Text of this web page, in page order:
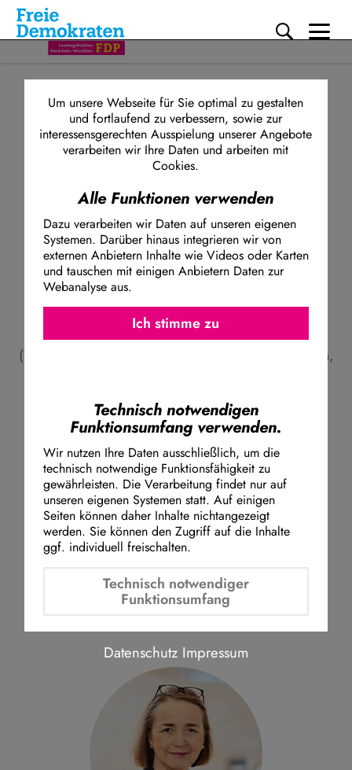
Direkt zum Inhalt
ABGEORDNETEABGEORDNETE
Dietmar Brockes
(Wahlkreise Duisburg, Kleve Krefeld, Krefeld-Viersen,
Sprecher für Wirtschaft, Industrie, Klimaschutz und
Energie sowie Bergbausicherheit | Sprecher für
Umwelt, Natur- und Verbraucherschutz,
Landwirtschaft, Forsten und ländliche Räume I
Sprecher in der Enquetekommission III „Wasser in
Zeiten der Klimakrise“
0211 - 884 2751
dietmar.brockes@landtag.nrw.de
Um unsere Webseite für Sie optimal zu gestalten
und fortlaufend zu verbessern, sowie zur
interessensgerechten Ausspielung unserer Angebote
verarbeiten wir Ihre Daten und arbeiten mit
Cookies.
Technisch notwendigen
Funktionsumfang verwenden.
Wir nutzen Ihre Daten ausschließlich, um die
technisch notwendige Funktionsfähigkeit zu
gewährleisten. Die Verarbeitung findet nur auf
unseren eigenen Systemen statt. Auf einigen
Seiten können daher Inhalte nichtangezeigt
werden. Sie können den Zugriff auf die Inhalte
ggf. individuell freischalten.
Technisch notwendiger
Funktionsumfang
Alle Funktionen verwenden
Dazu verarbeiten wir Daten auf unseren eigenen
Systemen. Darüber hinaus integrieren wir von
externen Anbietern Inhalte wie Videos oder Karten
und tauschen mit einigen Anbietern Daten zur
Webanalyse aus.
Facebook Embed / Facebook Connect
Google Maps Embed
Ich stimme zu
Ich stimme
Datenschutz Impressum